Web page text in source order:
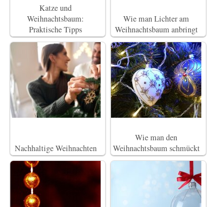
Katze und
Weihnachtsbaum:
Praktische Tipps
Wie man Lichter am
Weihnachtsbaum anbringt
Nachhaltige Weihnachten
Wie man den
Weihnachtsbaum schmückt